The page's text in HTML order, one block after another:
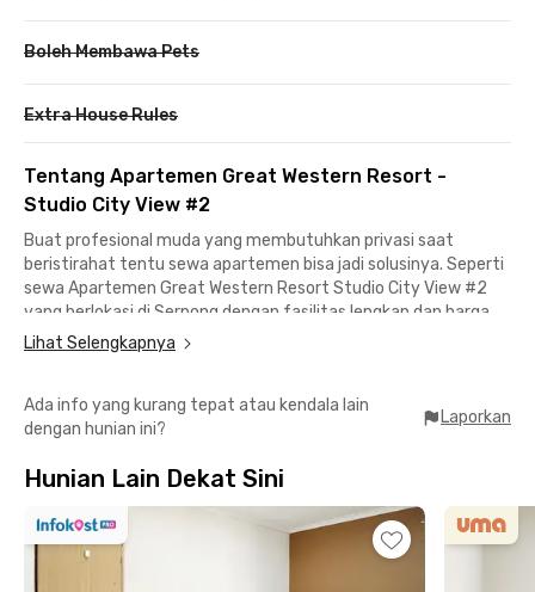
Boleh Membawa Pets
Extra House Rules
Tentang Apartemen Great Western Resort -
Studio City View #2
Buat profesional muda yang membutuhkan privasi saat
beristirahat tentu sewa apartemen bisa jadi solusinya. Seperti
sewa Apartemen Great Western Resort Studio City View #2
yang berlokasi di Serpong dengan fasilitas lengkap dan harga
sewanya sudah termasuk IPL.
kolam renang, gym, area parkir mobil dan motor, minimarket,
lift, serta CCTV. Unit Apartemen Great Western Resort Studio
AC, TV, kulkas, serta kamar mandi yang sudah dilengkapi
dengan water heater.
Di sekitar apartemen ini terdapat Hypermart Karawaci yang
Lihat Selengkapnya
Ada info yang kurang tepat atau kendala lain
dengan hunian ini?
Laporkan
Hunian Lain Dekat Sini